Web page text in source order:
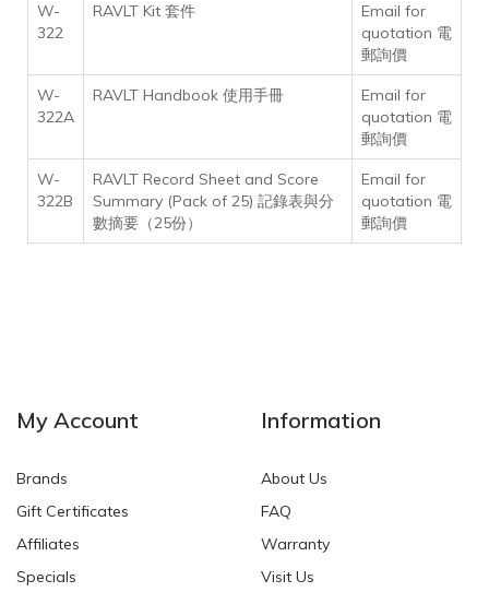
W-
322
RAVLT Kit 套件
Email for
quotation 電
郵詢價
W-
322A
RAVLT Handbook 使用手冊
Email for
quotation 電
郵詢價
W-
322B
RAVLT Record Sheet and Score
Summary (Pack of 25) 記錄表與分
數摘要（25份）
Email for
quotation 電
郵詢價
My Account
Brands
Gift Certificates
Affiliates
Specials
Information
About Us
FAQ
Warranty
Visit Us